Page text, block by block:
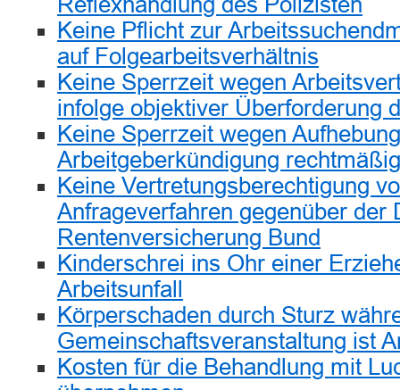
Keine Pflicht zur
auf Folgearbeitsverhältnis
Keine Sperrzeit wegen
infolge objektiver Überforderung
Keine Sperrzeit wegen
Arbeitgeberkündigung
Keine Vertretungsberechtigung
Anfrageverfahren gegenüber der
Rentenversicherung Bund
Kinderschrei ins Ohr einer
Arbeitsunfall
Körperschaden durch Sturz
Gemeinschaftsveranstaltung ist
Kosten für die Behandlung mit